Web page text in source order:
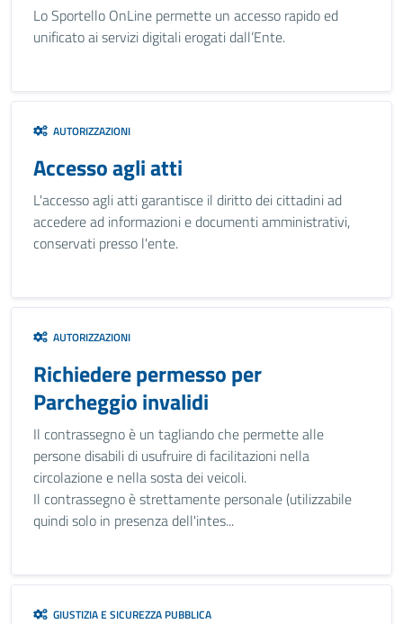
Lo Sportello OnLine permette un accesso rapido ed
unificato ai servizi digitali erogati dall’Ente.
AUTORIZZAZIONI
Accesso agli atti
L'accesso agli atti garantisce il diritto dei cittadini ad
accedere ad informazioni e documenti amministrativi,
conservati presso l'ente.
AUTORIZZAZIONI
Richiedere permesso per
Parcheggio invalidi
Il contrassegno è un tagliando che permette alle
persone disabili di usufruire di facilitazioni nella
circolazione e nella sosta dei veicoli.
Il contrassegno è strettamente personale (utilizzabile
quindi solo in presenza dell'intes...
GIUSTIZIA E SICUREZZA PUBBLICA